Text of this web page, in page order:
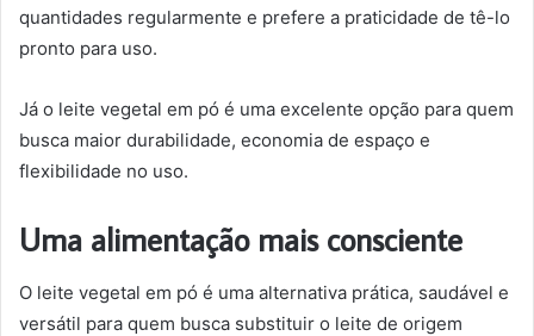
quantidades regularmente e prefere a praticidade de tê-lo
pronto para uso.
Já o leite vegetal em pó é uma excelente opção para quem
busca maior durabilidade, economia de espaço e
flexibilidade no uso.
Uma alimentação mais consciente
O leite vegetal em pó é uma alternativa prática, saudável e
versátil para quem busca substituir o leite de origem